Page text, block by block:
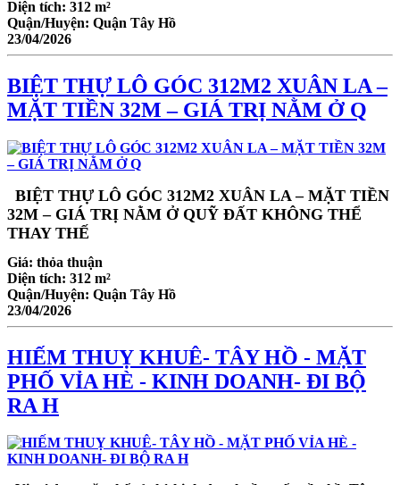
Diện tích: 312 m²
Quận/Huyện: Quận Tây Hồ
23/04/2026
BIỆT THỰ LÔ GÓC 312M2 XUÂN LA –
MẶT TIỀN 32M – GIÁ TRỊ NẰM Ở Q
BIỆT THỰ LÔ GÓC 312M2 XUÂN LA – MẶT TIỀN
32M – GIÁ TRỊ NẰM Ở QUỸ ĐẤT KHÔNG THỂ
THAY THẾ
Giá: thỏa thuận
Diện tích: 312 m²
Quận/Huyện: Quận Tây Hồ
23/04/2026
HIẾM THUỴ KHUÊ- TÂY HỒ - MẶT
PHỐ VỈA HÈ - KINH DOANH- ĐI BỘ
RA H